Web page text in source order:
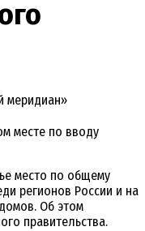
меридиан»
месте по вводу
место по общему
регионов России и на
Об этом
правительства.